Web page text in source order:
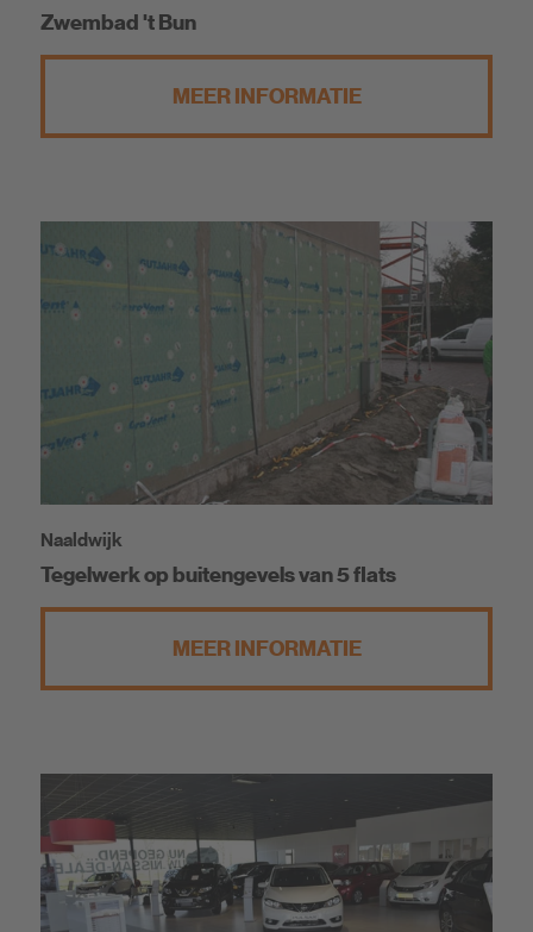
Zwembad 't Bun
MEER INFORMATIE
Naaldwijk
Tegelwerk op buitengevels van 5 flats
MEER INFORMATIE